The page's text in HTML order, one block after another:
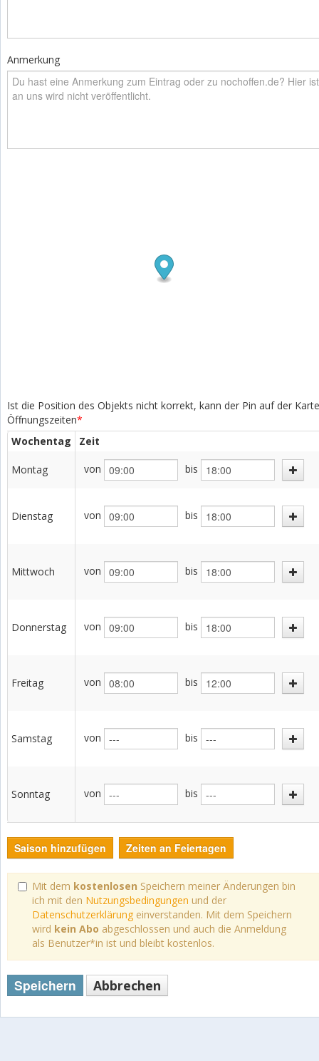
Anmerkung
Ist die Position des Objekts nicht korrekt, kann der Pin auf der
Öffnungszeiten*
Wochentag
Zeit
Montag von bis
Dienstag von bis
Mittwoch von bis
Donnerstag von bis
Freitag von bis
Samstag von bis
Sonntag von bis
Saison hinzufügen Zeiten an Feiertagen
Mit dem kostenlosen Speichern meiner Änderungen bin
ich mit den Nutzungsbedingungen und der
Datenschutzerklärungeinverstanden. Mit dem Speichern
wird kein Abo abgeschlossen und auch die Anmeldung
als Benutzer*in ist und bleibt kostenlos.
Speichern Abbrechen